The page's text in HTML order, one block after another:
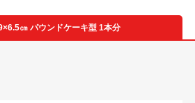
㎝ パウンドケーキ型 1本分